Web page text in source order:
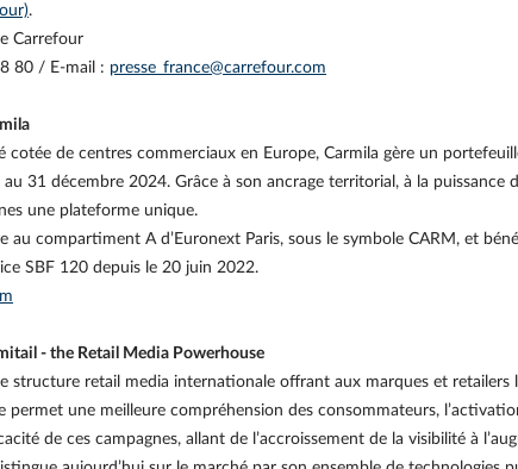
.
Carrefour
80 / E-mail : presse_france@carrefour.com
cotée de centres commerciaux en Europe, Carmila gère un
au 31 décembre 2024. Grâce à son ancrage territorial, à la
une plateforme unique.
au compartiment A d’Euronext Paris, sous le symbole CARM, et
SBF 120 depuis le 20 juin 2022.
- the Retail Media Powerhouse
structure retail media internationale offrant aux marques et
permet une meilleure compréhension des consommateurs,
de ces campagnes, allant de l’accroissement de la visibilité à